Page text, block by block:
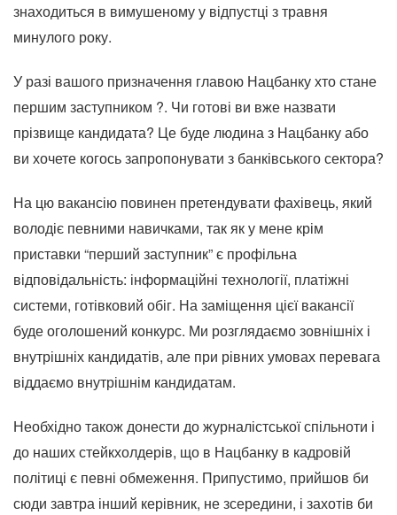
знаходиться в вимушеному у відпустці з травня
минулого року.
У разі вашого призначення главою Нацбанку хто стане
першим заступником ?. Чи готові ви вже назвати
прізвище кандидата? Це буде людина з Нацбанку або
ви хочете когось запропонувати з банківського сектора?
На цю вакансію повинен претендувати фахівець, який
володіє певними навичками, так як у мене крім
приставки “перший заступник” є профільна
відповідальність: інформаційні технології, платіжні
системи, готівковий обіг. На заміщення цієї вакансії
буде оголошений конкурс. Ми розглядаємо зовнішніх і
внутрішніх кандидатів, але при рівних умовах перевага
віддаємо внутрішнім кандидатам.
Необхідно також донести до журналістської спільноти і
до наших стейкхолдерів, що в Нацбанку в кадровій
політиці є певні обмеження. Припустимо, прийшов би
сюди завтра інший керівник, не зсередини, і захотів би